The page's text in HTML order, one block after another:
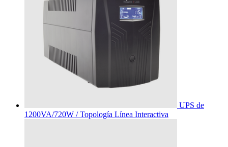
UPS de
1200VA/720W / Topología Línea Interactiva